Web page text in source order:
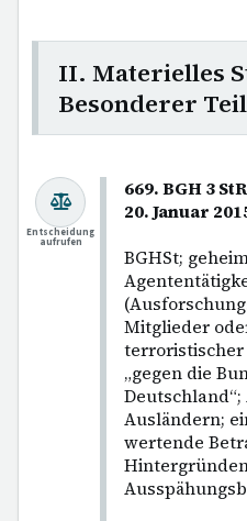
II. Materielles
Besonderer Teil
669. BGH 3
20. Januar
BGHSt;
Mitglieder
terroristischer
„gegen die
Ausländern;
wertende
Entscheidung
aufrufen